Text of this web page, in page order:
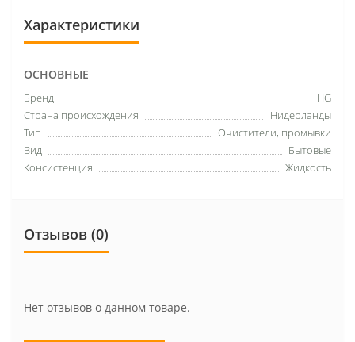
Характеристики
ОСНОВНЫЕ
Бренд
HG
Страна происхождения
Нидерланды
Тип
Очистители, промывки
Вид
Бытовые
Консистенция
Жидкость
Отзывов (0)
Нет отзывов о данном товаре.